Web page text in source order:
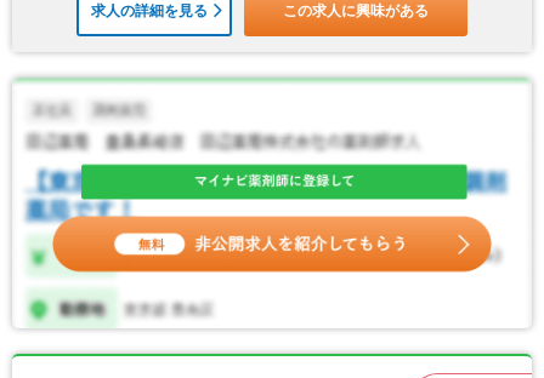
求人の詳細を見る この求人に興味がある